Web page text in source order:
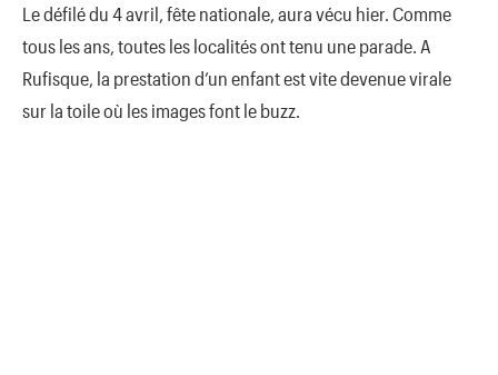
Le défilé du 4 avril, fête nationale, aura vécu hier. Comme
tous les ans, toutes les localités ont tenu une parade. A
Rufisque, la prestation d’un enfant est vite devenue virale
sur la toile où les images font le buzz.